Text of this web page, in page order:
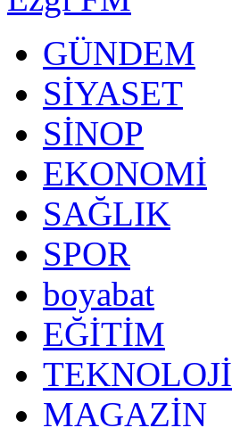
GÜNDEM
SİYASET
SİNOP
EKONOMİ
SAĞLIK
SPOR
boyabat
EĞİTİM
TEKNOLOJİ
MAGAZİN